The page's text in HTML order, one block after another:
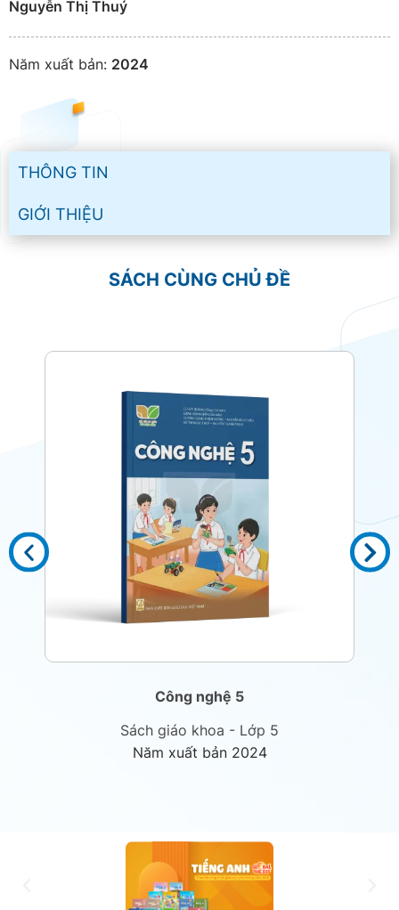
Nguyễn Thị Thuý
Năm xuất bản: 2024
THÔNG TIN
GIỚI THIỆU
SÁCH CÙNG CHỦ ĐỀ
Công nghệ 5
Sách giáo khoa - Lớp 5
Năm xuất bản 2024